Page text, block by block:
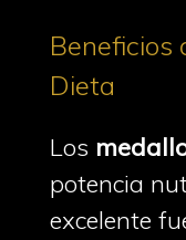
Beneficios
Dieta
Los
potencia
excelente